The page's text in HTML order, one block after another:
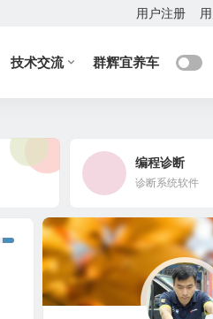
用户注册
技术交流 群辉宜养车
编程诊断
诊断系统软件